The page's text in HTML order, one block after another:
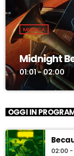
MUSICA
Midnight
01:01 - 02:00
OGGI IN
02:00